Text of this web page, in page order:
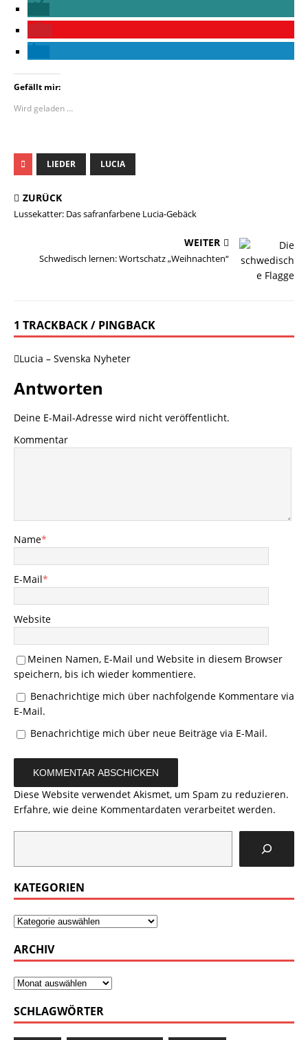
Gefällt mir:
Wird geladen …
LIEDER LUCIA
ZURÜCK
Lussekatter: Das safranfarbene Lucia-Gebäck
WEITER
Schwedisch lernen: Wortschatz „Weihnachten“
1 TRACKBACK / PINGBACK
Lucia – Svenska Nyheter
Antworten
Deine E-Mail-Adresse wird nicht veröffentlicht.
Kommentar
Name*
E-Mail*
Website
Meinen Namen, E-Mail und Website in diesem Browser
speichern, bis ich wieder kommentiere.
Benachrichtige mich über nachfolgende Kommentare via
E-Mail.
Benachrichtige mich über neue Beiträge via E-Mail.
Diese Website verwendet Akismet, um Spam zu reduzieren.
Erfahre, wie deine Kommentardaten verarbeitet werden.
KATEGORIEN
ARCHIV
SCHLAGWÖRTER